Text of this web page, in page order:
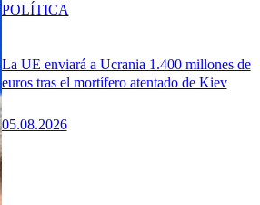
La UE enviará a Ucrania 1.400 millones de
euros tras el mortífero atentado de Kiev
05.08.2026
POLÍTICA